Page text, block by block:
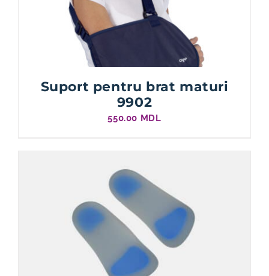
Suport pentru brat maturi
9902
550.00 MDL